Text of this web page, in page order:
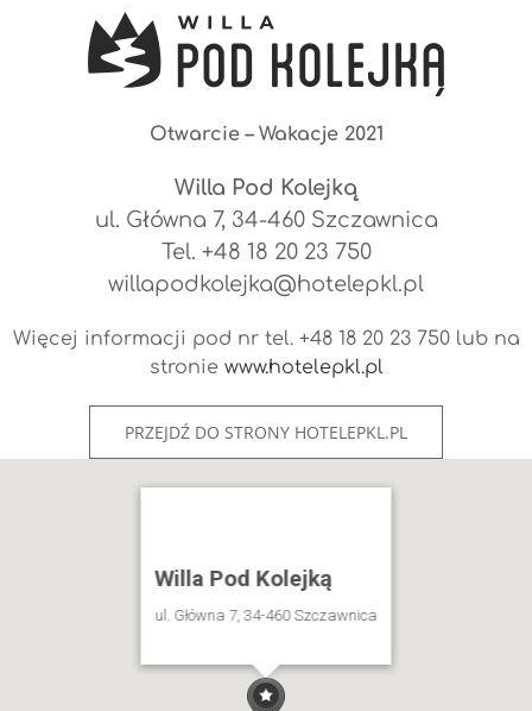
Otwarcie – Wakacje 2021
Willa Pod Kolejką
ul. Główna 7, 34-460 Szczawnica
Tel. +48 18 20 23 750
willapodkolejka@hotelepkl.pl
Więcej informacji pod nr tel. +48 18 20 23 750 lub na
stronie www.hotelepkl.pl
PRZEJDŹ DO STRONY HOTELEPKL.PL
Willa Pod Kolejką
ul. Główna 7, 34-460 Szczawnica